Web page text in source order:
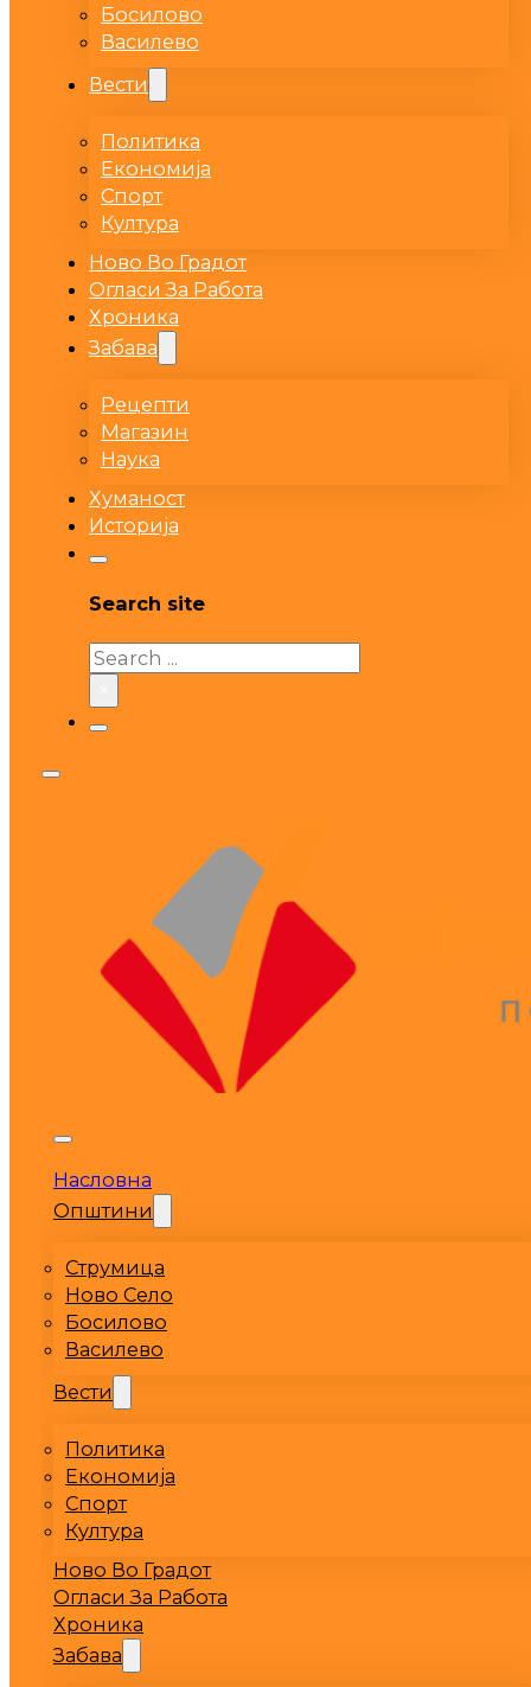
Босилово
Василево
Вести
Политика
Економија
Спорт
Култура
Ново Во Градот
Огласи За Работа
Хроника
Забава
Рецепти
Магазин
Наука
Хуманост
Историја
Search site
Search
Насловна
Општини
Струмица
Ново Село
Босилово
Василево
Вести
Политика
Економија
Спорт
Култура
Ново Во Градот
Огласи За Работа
Хроника
Забава